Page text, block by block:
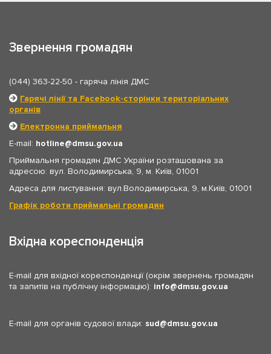
Звернення громадян
(044) 363-22-50 - гаряча лінія ДМС
Гарячі лінії та Facebook-сторінки територіальних
органів
Електронна приймальня
E-mail: hotline
dmsu.gov.ua
Приймальня громадян ДМС України розташована за
адресою: вул. Володимирська, 9, м. Київ, 01001
Адреса для листування: вул.Володимирська, 9, м.Київ, 01001
Графік роботи приймальні громадян
Вхідна кореспонденція
E-mail для вхідної кореспонденції (окрім звернень громадян
та запитів на публічну інформацію): info dmsu.gov.ua
E-mail для органів судової влади: sud dmsu.gov.ua